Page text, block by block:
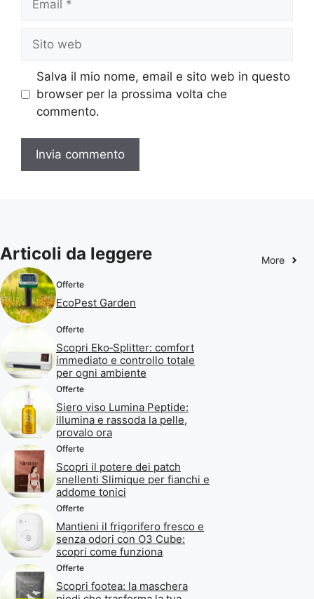
web
Salva il mio nome, email e sito web in questo
browser per la prossima volta che
commento.
Articoli da leggere More
Offerte
EcoPest Garden
Offerte
Scopri Eko‑Splitter: comfort
immediato e controllo totale
per ogni ambiente
Offerte
Siero viso Lumina Peptide:
illumina e rassoda la pelle,
provalo ora
Offerte
Scopri il potere dei patch
snellenti Slimique per fianchi e
addome tonici
Offerte
Mantieni il frigorifero fresco e
senza odori con O3 Cube:
scopri come funziona
Offerte
Scopri footea: la maschera